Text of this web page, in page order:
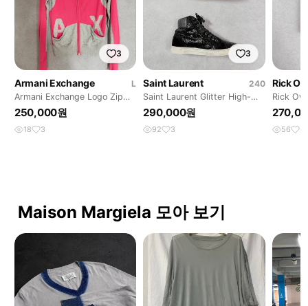
3
Armani Exchange
L
Armani Exchange Logo Zip
Knit Jacket
250,000원
18 3
3
Saint Laurent
240
Saint Laurent Glitter High-
Top Sneakers
290,000원
92 3
Rick
Rick
Bracelet
56 2
Maison Margiela 모아 보기